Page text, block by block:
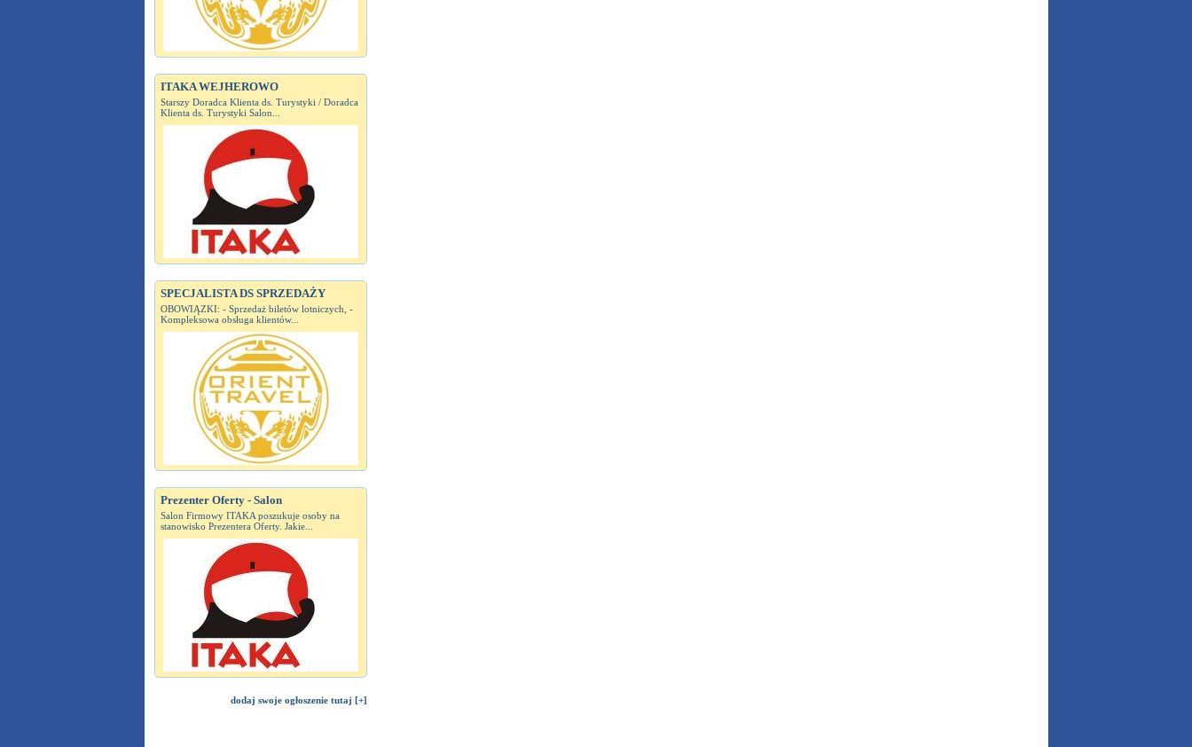
ITAKA WEJHEROWO
Starszy Doradca Klienta ds. Turystyki / Doradca
Klienta ds. Turystyki Salon...
SPECJALISTA DS SPRZEDAŻY
OBOWIĄZKI: - Sprzedaż biletów lotniczych, -
Kompleksowa obsługa klientów...
Prezenter Oferty - Salon
Salon Firmowy ITAKA poszukuje osoby na
stanowisko Prezentera Oferty. Jakie...
dodaj swoje ogłoszenie tutaj [+]